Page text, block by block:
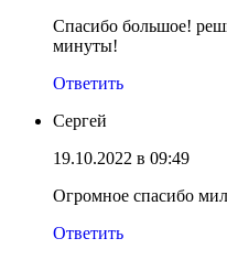
Спасибо большое!
минуты!
Ответить
Сергей
19.10.2022 в 09:49
Огромное спасибо
Ответить